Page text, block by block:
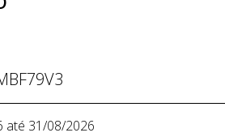
até 31/08/2026